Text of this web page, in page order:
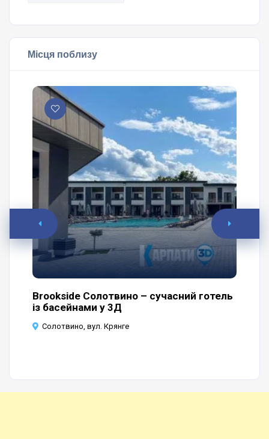
Місця поблизу
Brookside Солотвино – сучасний готель
із басейнами у 3Д
Солотвино, вул. Крянге